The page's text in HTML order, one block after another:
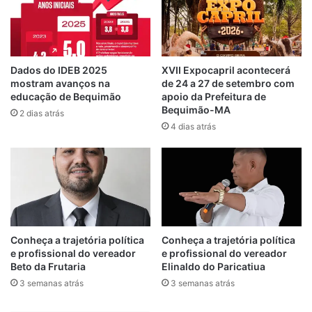
também no bairro Estiva, promoveu
atividades nos turnos da manhã e da tarde,
com o tema “Mudanças Climáticas e a COP-
30”, ampliando o debate sobre os impactos
ambientais e a responsabilidade de cada
cidadão.
sexta-feira (6), na Unidade Integrada
Abelardo Melo, no povoado Areal, com a
palestra “A Importância da Mata Ciliar” e
mais uma oficina educativa, reforçando o
papel da preservação ambiental para a
qualidade de vida das futuras gerações.
A iniciativa integra o compromisso da
Dados do IDEB 2025
mostram avanços na
educação de Bequimão
2 dias atrás
XVII Expocapril acontecerá
de 24 a 27 de setembro com
apoio da Prefeitura de
Bequimão-MA
4 dias atrás
Conheça a trajetória política
e profissional do vereador
Beto da Frutaria
3 semanas atrás
Conheça a trajetória política
e profissional do vereador
Elinaldo do Paricatiua
3 semanas atrás